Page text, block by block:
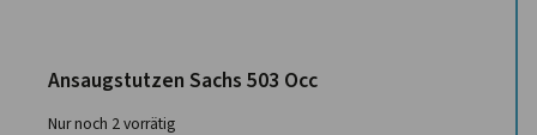
Ansaugstutzen Sachs 503 Occ
Nur noch 2 vorrätig